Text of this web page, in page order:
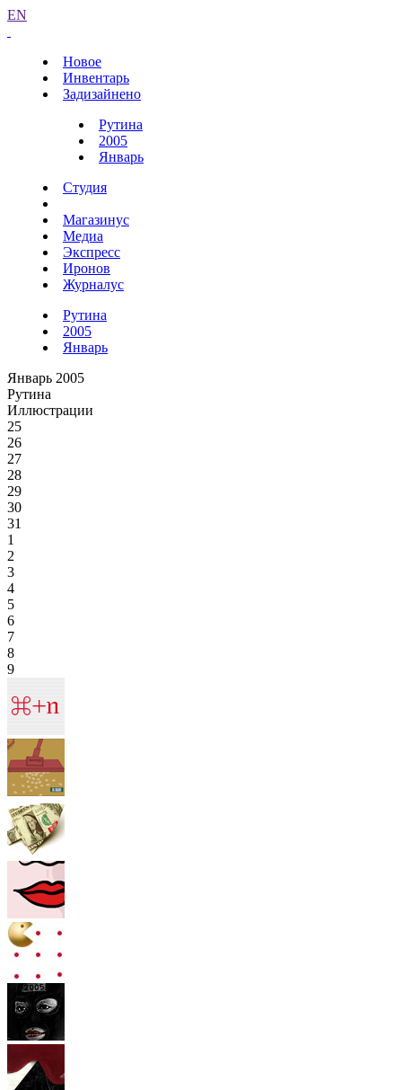
EN
Новое
Инвентарь
Задизайнено
Рутина
2005
Январь
Студия
Магазинус
Медиа
Экспресс
Иронов
Журналус
Рутина
2005
Январь
Январь 2005
Рутина
Иллюстрации
25
26
27
28
29
30
31
1
2
3
4
5
6
7
8
9